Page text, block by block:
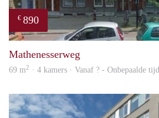
€ 890
Mathenesserweg
69 m2 · 4 kamers · Vanaf ? - Onbepaalde tijd